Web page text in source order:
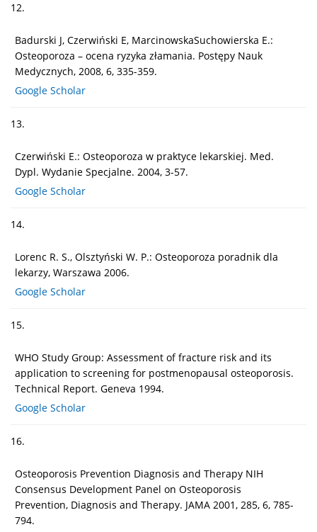
12.
Badurski J, Czerwiński E, MarcinowskaSuchowierska E.:
Osteoporoza – ocena ryzyka złamania. Postępy Nauk
Medycznych, 2008, 6, 335-359.
Google Scholar
13.
Czerwiński E.: Osteoporoza w praktyce lekarskiej. Med.
Dypl. Wydanie Specjalne. 2004, 3-57.
Google Scholar
14.
Lorenc R. S., Olsztyński W. P.: Osteoporoza poradnik dla
lekarzy, Warszawa 2006.
Google Scholar
15.
WHO Study Group: Assessment of fracture risk and its
application to screening for postmenopausal osteoporosis.
Technical Report. Geneva 1994.
Google Scholar
16.
Osteoporosis Prevention Diagnosis and Therapy NIH
Consensus Development Panel on Osteoporosis
Prevention, Diagnosis and Therapy. JAMA 2001, 285, 6, 785-
794.